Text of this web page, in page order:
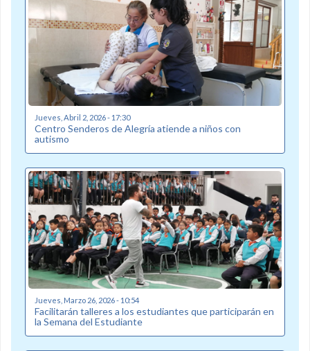
Jueves, Abril 2, 2026 - 17:30
Centro Senderos de Alegría atiende a niños con
autismo
Jueves, Marzo 26, 2026 - 10:54
Facilitarán talleres a los estudiantes que participarán en
la Semana del Estudiante